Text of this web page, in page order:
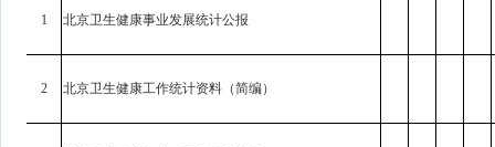
1 北京卫生健康事业发展统计公报
2 北京卫生健康工作统计资料（简编）